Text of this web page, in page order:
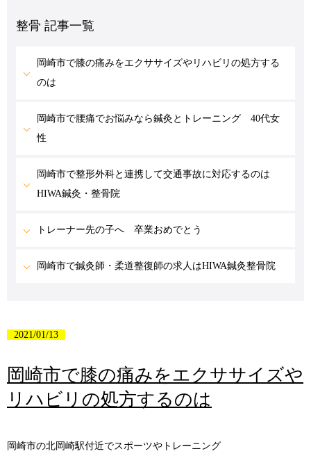
整骨 記事一覧
岡崎市で膝の痛みをエクササイズやリハビリの処方する
のは
岡崎市で腰痛でお悩みなら鍼灸とトレーニング 40代女
性
岡崎市で整形外科と連携して交通事故に対応するのは
HIWA鍼灸・整骨院
トレーナー先の子へ 卒業おめでとう
岡崎市で鍼灸師・柔道整復師の求人はHIWA鍼灸整骨院
2021/01/13
岡崎市で膝の痛みをエクササイズや
リハビリの処方するのは
岡崎市の北岡崎駅付近でスポーツやトレーニング